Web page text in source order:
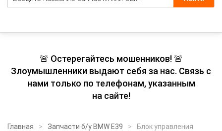
🚨 Остерегайтесь мошенников! 🚨
Злоумышленники выдают себя за нас. Связь с
нами только по телефонам, указанным
на сайте!
Главная Запчасти б/у BMW E39
Блок управления